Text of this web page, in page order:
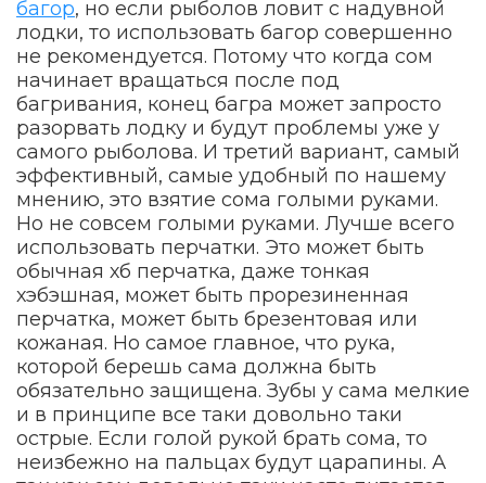
багор, но если рыболов ловит с надувной
лодки, то использовать багор совершенно
не рекомендуется. Потому что когда сом
начинает вращаться после под
багривания, конец багра может запросто
разорвать лодку и будут проблемы уже у
самого рыболова. И третий вариант, самый
эффективный, самые удобный по нашему
мнению, это взятие сома голыми руками.
Но не совсем голыми руками. Лучше всего
использовать перчатки. Это может быть
обычная хб перчатка, даже тонкая
хэбэшная, может быть прорезиненная
перчатка, может быть брезентовая или
кожаная. Но самое главное, что рука,
которой берешь сама должна быть
обязательно защищена. Зубы у сама мелкие
и в принципе все таки довольно таки
острые. Если голой рукой брать сома, то
неизбежно на пальцах будут царапины. А